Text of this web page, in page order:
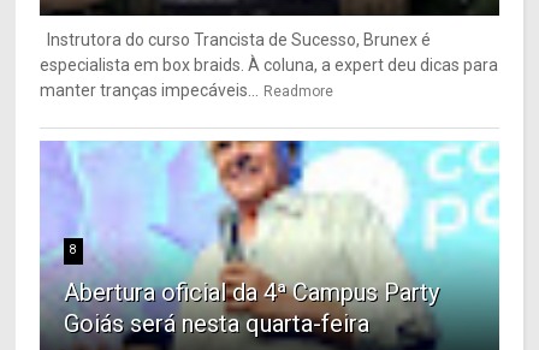
Instrutora do curso Trancista de Sucesso, Brunex é
especialista em box braids. À coluna, a expert deu dicas para
manter tranças impecáveis... Readmore
8
Abertura oficial da 4ª Campus Party
Goiás será nesta quarta-feira